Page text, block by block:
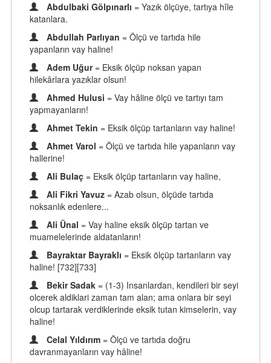
Abdulbaki Gölpınarlı = Yazık ölçüye, tartıya hîle
katanlara.
Abdullah Parlıyan = Ölçü ve tartıda hile
yapanların vay haline!
Adem Uğur = Eksik ölçüp noksan yapan
hilekârlara yazıklar olsun!
Ahmed Hulusi = Vay hâline ölçü ve tartıyı tam
yapmayanların!
Ahmet Tekin = Eksik ölçüp tartanların vay haline!
Ahmet Varol = Ölçü ve tartıda hile yapanların vay
hallerine!
Ali Bulaç = Eksik ölçüp tartanların vay haline,
Ali Fikri Yavuz = Azab olsun, ölçüde tartıda
noksanlık edenlere...
Ali Ünal = Vay haline eksik ölçüp tartan ve
muamelelerinde aldatanların!
Bayraktar Bayraklı = Eksik ölçüp tartanların vay
haline! [732][733]
Bekir Sadak = (1-3) Insanlardan, kendileri bir seyi
olcerek aldiklari zaman tam alan; ama onlara bir seyi
olcup tartarak verdiklerinde eksik tutan kimselerin, vay
haline!
Celal Yıldırım = Ölçü ve tartıda doğru
davranmayanların vay hâline!